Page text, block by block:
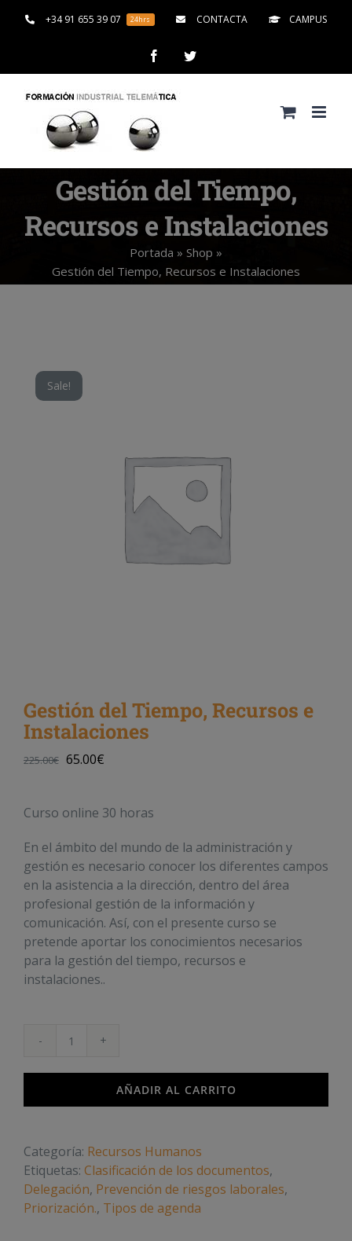
+34 91 655 39 07 24hrs CONTACTA CAMPUS
FacebookTwitter
Gestión del Tiempo,
Recursos e Instalaciones
Portada » Shop »
Gestión del Tiempo, Recursos e Instalaciones
Sale!
Gestión del Tiempo, Recursos e
Instalaciones
225.00€ 65.00€
Curso online 30 horas
En el ámbito del mundo de la administración y
gestión es necesario conocer los diferentes campos
en la asistencia a la dirección, dentro del área
profesional gestión de la información y
comunicación. Así, con el presente curso se
pretende aportar los conocimientos necesarios
para la gestión del tiempo, recursos e
instalaciones..
Gestión
Tiempo,
Recursos
Instalaciones
cantidad
AÑADIR AL CARRITO
Categoría: Recursos Humanos
Etiquetas: Clasificación de los documentos,
Delegación, Prevención de riesgos laborales,
Priorización., Tipos de agenda